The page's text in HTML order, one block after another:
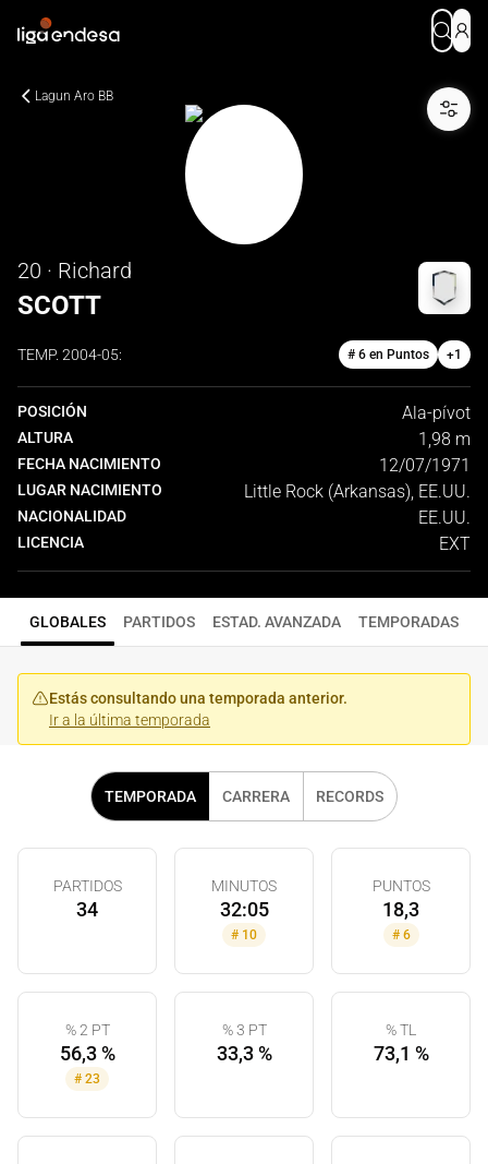
Lagun Aro BB
20 · Richard
SCOTT
TEMP. 2004-05: # 6 en Puntos +1
POSICIÓN Ala-pívot
ALTURA 1,98 m
FECHA NACIMIENTO 12/07/1971
LUGAR NACIMIENTO Little Rock (Arkansas), EE.UU.
NACIONALIDAD EE.UU.
LICENCIA EXT
GLOBALES PARTIDOS ESTAD. AVANZADA TEMPORADAS
Estás consultando una temporada anterior.
Ir a la última temporada
TEMPORADA CARRERA RECORDS
PARTIDOS
34
MINUTOS
32:05
# 10
PUNTOS
18,3
# 6
% 2 PT
56,3 %
# 23
% 3 PT
33,3 %
% TL
73,1 %